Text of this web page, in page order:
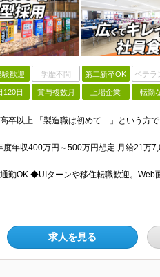
験歓迎 学歴不問 第二新卒OK ベテラ
120日 賞与複数月 上場企業 転勤
求人を見る